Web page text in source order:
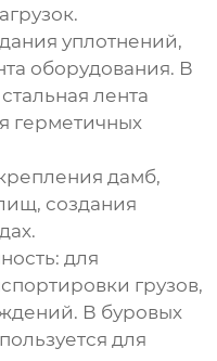
уплотнений,
оборудования. В
стальная лента
герметичных
дамб,
создания
для
грузов,
В буровых
для